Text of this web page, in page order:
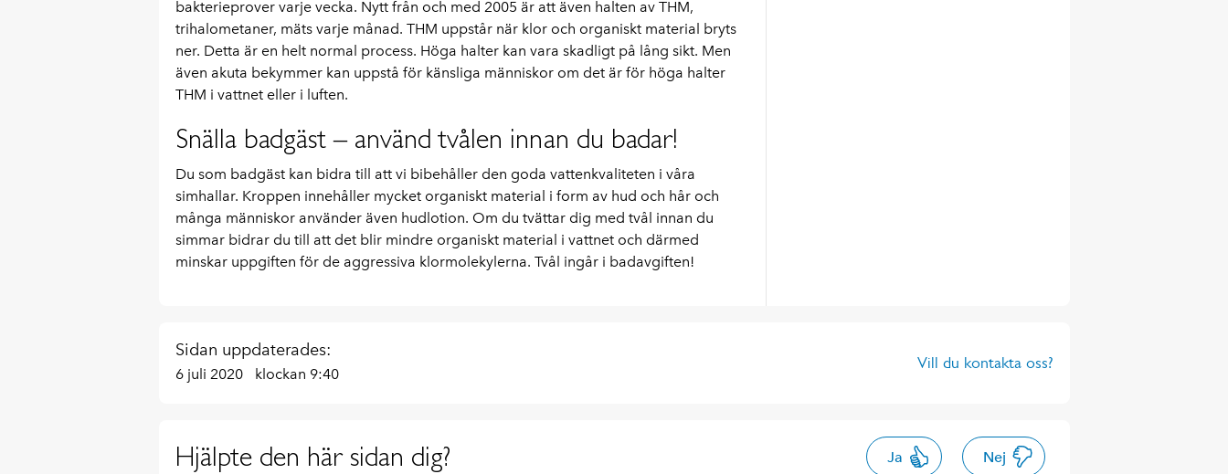
bakterieprover varje vecka. Nytt från och med 2005 är att även halten av THM,
trihalometaner, mäts varje månad. THM uppstår när klor och organiskt material bryts
ner. Detta är en helt normal process. Höga halter kan vara skadligt på lång sikt. Men
även akuta bekymmer kan uppstå för känsliga människor om det är för höga halter
THM i vattnet eller i luften.
Snälla badgäst – använd tvålen innan du badar!
Du som badgäst kan bidra till att vi bibehåller den goda vattenkvaliteten i våra
simhallar. Kroppen innehåller mycket organiskt material i form av hud och hår och
många människor använder även hudlotion. Om du tvättar dig med tvål innan du
simmar bidrar du till att det blir mindre organiskt material i vattnet och därmed
minskar uppgiften för de aggressiva klormolekylerna. Tvål ingår i badavgiften!
Sidan uppdaterades:
6 juli 2020 klockan 9:40
Vill du kontakta oss?
Hjälpte den här sidan dig? Ja Nej